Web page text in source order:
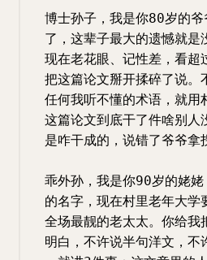
博士孙子，我是你80岁的
了，这辈子最大的遗憾就是
现在老花眼、记性差，看超
把这篇论文掰开揉碎了说。
任何我听不懂的术语，就用
这篇论文到底干了件啥别人
是咋干成的，说错了爷爷拿
乖外孙，我是你90岁的姥
的名字，现在村里老年大学
全场最靓的老太太。你给我
明白，不许说半句洋文，不